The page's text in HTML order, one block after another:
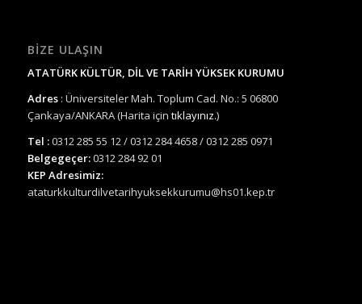
BIZE ULAŞIN
ATATÜRK KÜLTÜR, DİL VE TARİH YÜKSEK KURUMU
Adres : Üniversiteler Mah. Toplum Cad. No.: 5 06800
Çankaya/ANKARA (Harita için tıklayınız.)
Tel :0312 285 55 12 / 0312 284 4658 / 0312 285 0971
Belgegeçer:0312 284 92 01
KEP Adresimiz:
ataturkkulturdilvetarihyuksekkurumu@hs01.kep.tr